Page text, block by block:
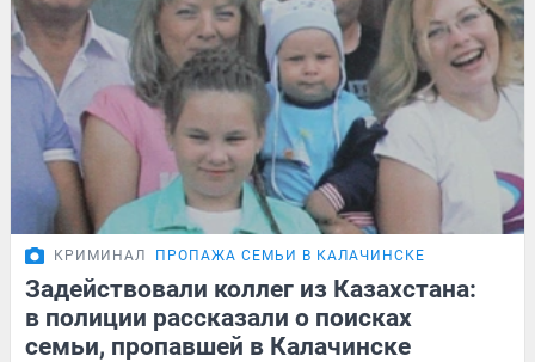
КРИМИНАЛ ПРОПАЖА СЕМЬИ В КАЛАЧИНСКЕ
Задействовали коллег из Казахстана:
в полиции рассказали о поисках
семьи, пропавшей в Калачинске